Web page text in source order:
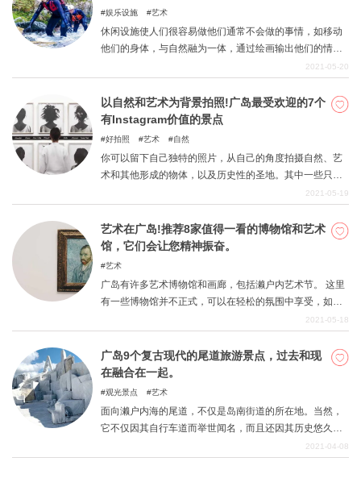
娱乐设施 艺术
休闲设施使人们很容易做他们通常不会做的事情，如移动
他们的身体，与自然融为一体，通过绘画输出他们的情
感。 花费非凡的休闲时间，享受一个积极的假期。 所有的
选择你想去的地方，去尝试! 在众多选项中选择哪一个的时
间也会增加你休闲时间的乐趣。
2021-05-20
以自然和艺术为背景拍照!广岛最受欢迎的7个
有Instagram价值的景点
好拍照 艺术 自然
你可以留下自己独特的照片，从自己的角度拍摄自然、艺
术和其他形成的物体，以及历史性的圣地。其中一些只能
在这个时刻拍摄，而另一些你可以自己创造这个时刻。然
以下是广岛一些值得在Instagram上展示的景点，它们会让
你的愿望成真。 为什么不出去拍一张广岛的最佳照片呢？
2021-05-19
艺术在广岛!推荐8家值得一看的博物馆和艺术
馆，它们会让您精神振奋。
艺术
广岛有许多艺术博物馆和画廊，包括濑户内艺术节。 这里
有一些博物馆并不正式，可以在轻松的氛围中享受，如果
2021-05-18
广岛9个复古现代的尾道旅游景点，过去和现
在融合在一起。
观光景点 艺术
面向濑户内海的尾道，不仅是岛南街道的所在地。当然，
它不仅因其自行车道而举世闻名，而且还因其历史悠久的
复古城镇景观而闻名，这里有时尚的老房子和仓库里的商
2021-04-08